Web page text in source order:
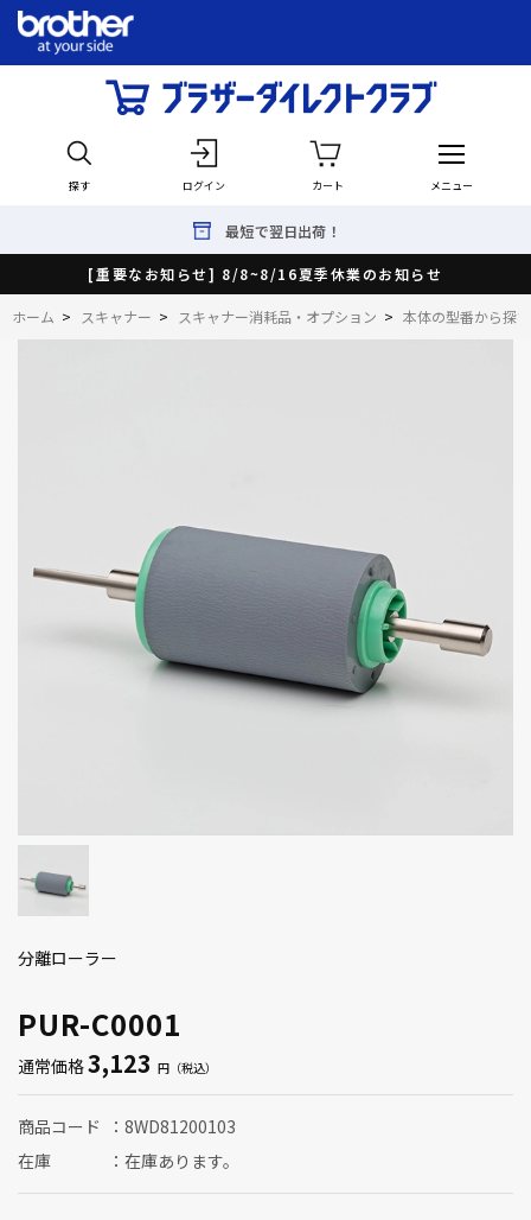
探す ログイン カート メニュー
最短で翌日出荷！
[重要なお知らせ] 8/8~8/16夏季休業のお知らせ
ホーム > スキャナー > スキャナー消耗品・オプション > 本体の型番から探す
PUR-C0001
分離ローラー
通常価格3,123
商品コード
8WD81200103
在庫
在庫あります。